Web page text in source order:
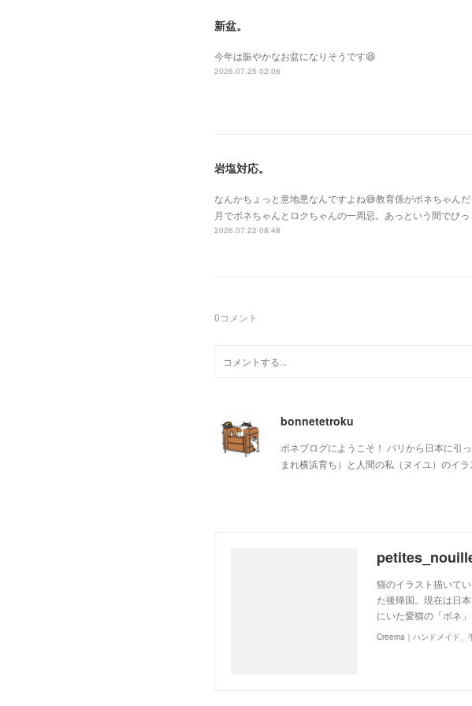
新盆。
今年は賑やかなお盆になりそうです😆
2026.07.25 02:06
岩塩対応。
なんかちょっと意地悪なんですよね😅教育係がボネちゃん
月でボネちゃんとロクちゃんの一周忌。あっという間でびっ
2026.07.22 08:48
0コメント
bonnetetroku
ボネブログにようこそ！ パリから日本に引
まれ横浜育ち）と人間の私（ヌイユ）のイラ
猫のイラスト描いて
た後帰国。現在は日
にいた愛猫の「ボネ
Creema｜ハンドメイド、